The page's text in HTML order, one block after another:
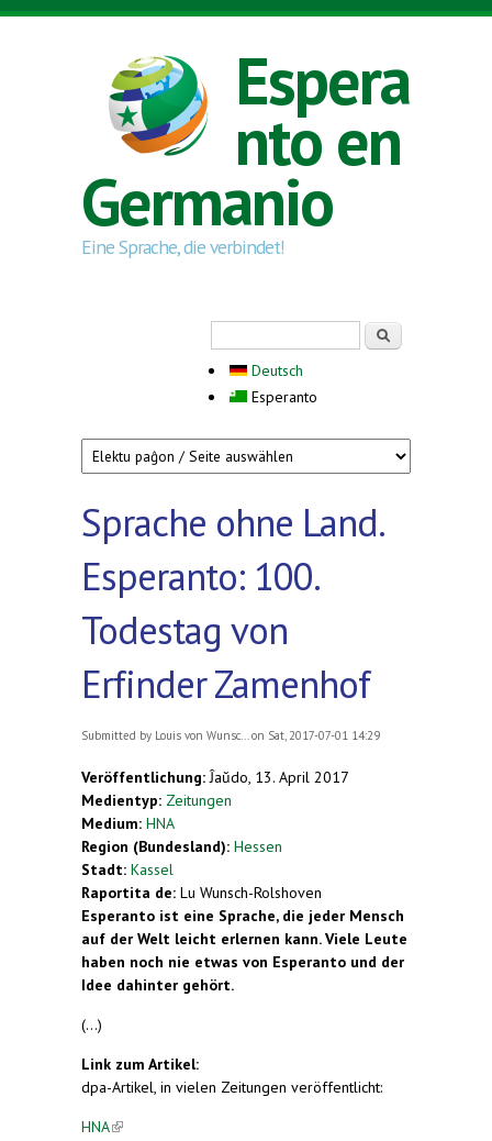
Skip to main content
Espera
nto en
Germanio
Eine Sprache, die verbindet!
Deutsch
Esperanto
Sprache ohne Land.
Esperanto: 100.
Todestag von
Erfinder Zamenhof
Submitted by Louis von Wunsc... on Sat, 2017-07-01 14:29
Veröffentlichung: Ĵaŭdo, 13. April 2017
Medientyp: Zeitungen
Medium: HNA
Region (Bundesland): Hessen
Stadt: Kassel
Raportita de: Lu Wunsch-Rolshoven
Esperanto ist eine Sprache, die jeder Mensch
auf der Welt leicht erlernen kann. Viele Leute
haben noch nie etwas von Esperanto und der
Idee dahinter gehört.
(...)
Link zum Artikel:
dpa-Artikel, in vielen Zeitungen veröffentlicht:
HNA(link is external)